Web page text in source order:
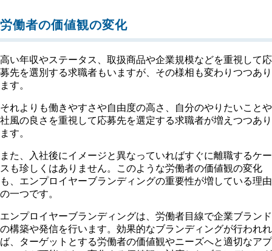
労働者の価値観の変化
高い年収やステータス、取扱商品や企業規模などを重視して応
募先を選別する求職者もいますが、その様相も変わりつつあり
ます。
それよりも働きやすさや自由度の高さ、自分のやりたいことや
社風の良さを重視して応募先を選定する求職者が増えつつあり
ます。
また、入社後にイメージと異なっていればすぐに離職するケー
スも珍しくはありません。このような労働者の価値観の変化
も、エンプロイヤーブランディングの重要性が増している理由
の一つです。
エンプロイヤーブランディングは、労働者目線で企業ブランド
の構築や発信を行います。効果的なブランディングが行われれ
ば、ターゲットとする労働者の価値観やニーズへと適切なアプ